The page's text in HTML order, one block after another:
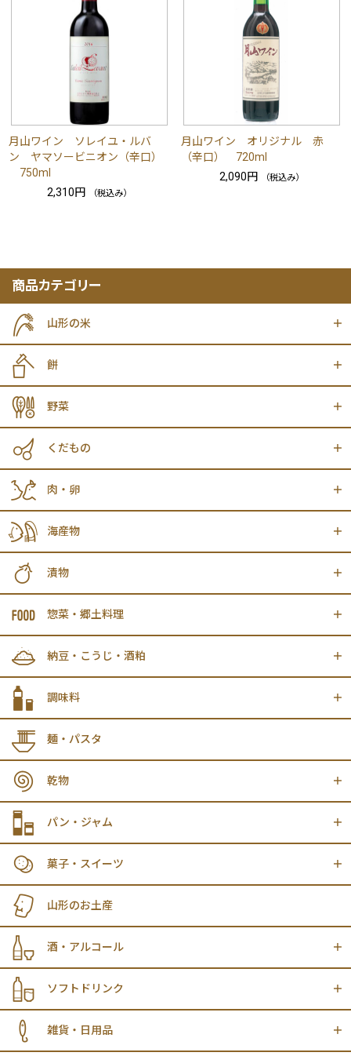
月山ワイン ソレイユ・ルバ
ン ヤマソービニオン（辛口）
750ml
2,310円
（税込み）
月山ワイン オリジナル 赤
（辛口） 720ml
2,090円
（税込み）
商品カテゴリー
山形の米
餅
野菜
くだもの
肉・卵
海産物
漬物
惣菜・郷土料理
納豆・こうじ・酒粕
調味料
麺・パスタ
乾物
パン・ジャム
菓子・スイーツ
山形のお土産
酒・アルコール
ソフトドリンク
雑貨・日用品